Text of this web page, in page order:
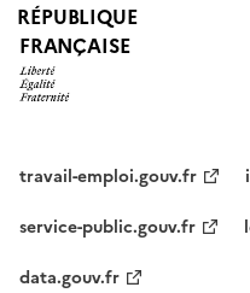
RÉPUBLIQUE
FRANÇAISE
travail-emploi.gouv.fr
service-public.gouv.fr
data.gouv.fr